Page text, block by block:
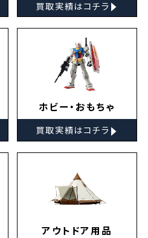
買取実績はコチラ
ホビー・おもちゃ
買取実績はコチラ ▸
アウトドア用品